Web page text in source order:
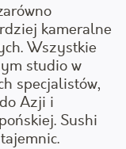
kameralne
Wszystkie
studio w
specjalistów,
Azji i
Sushi